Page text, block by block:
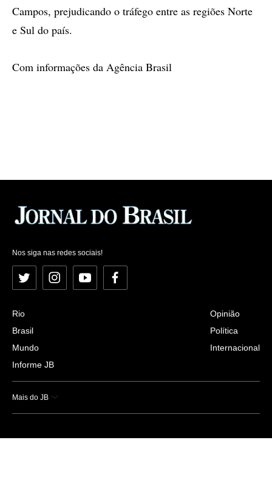
Campos, prejudicando o tráfego entre as regiões Norte
e Sul do país.
Com informações da Agência Brasil
Nos siga nas redes sociais!
Twitter InstagramYouTubeFacebook
Rio
Brasil
Mundo
Informe JB
Opinião
Política
Internacional
Mais do JB
Esportes